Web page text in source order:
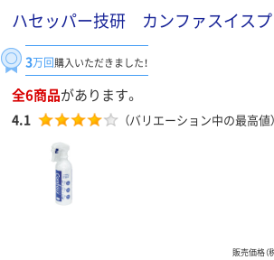
ハセッパー技研 カンファスイス
3万回購入いただきました！
全6商品があります。
4.1 （バリエーション中の最高値）
販売価格（